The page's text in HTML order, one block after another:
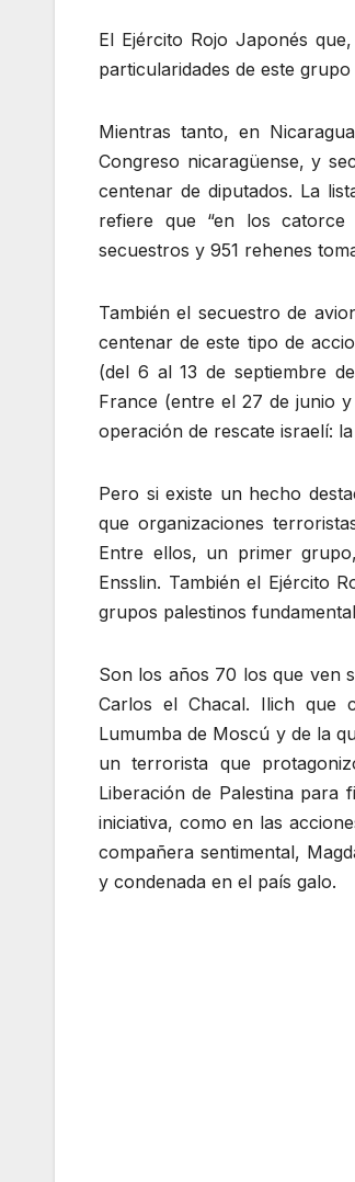
El Ejército Rojo Japonés
particularidades de este
Mientras tanto, en
Congreso nicaragüense, y
centenar de diputados. La
refiere que “en los catorce
secuestros y 951 rehenes
También el secuestro de
centenar de este tipo de
(del 6 al 13 de septiembre
France (entre el 27 de junio
operación de rescate israelí:
Pero si existe un hecho
que organizaciones
Entre ellos, un primer
Ensslin. También el Ejército
grupos palestinos
Son los años 70 los que ven
Carlos el Chacal. Ilich que
Lumumba de Moscú y de la
un terrorista que
Liberación de Palestina
iniciativa, como en las
compañera sentimental,
y condenada en el país galo.